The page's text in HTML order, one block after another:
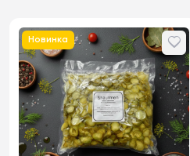
до дорогих
к дешевым
Новинка